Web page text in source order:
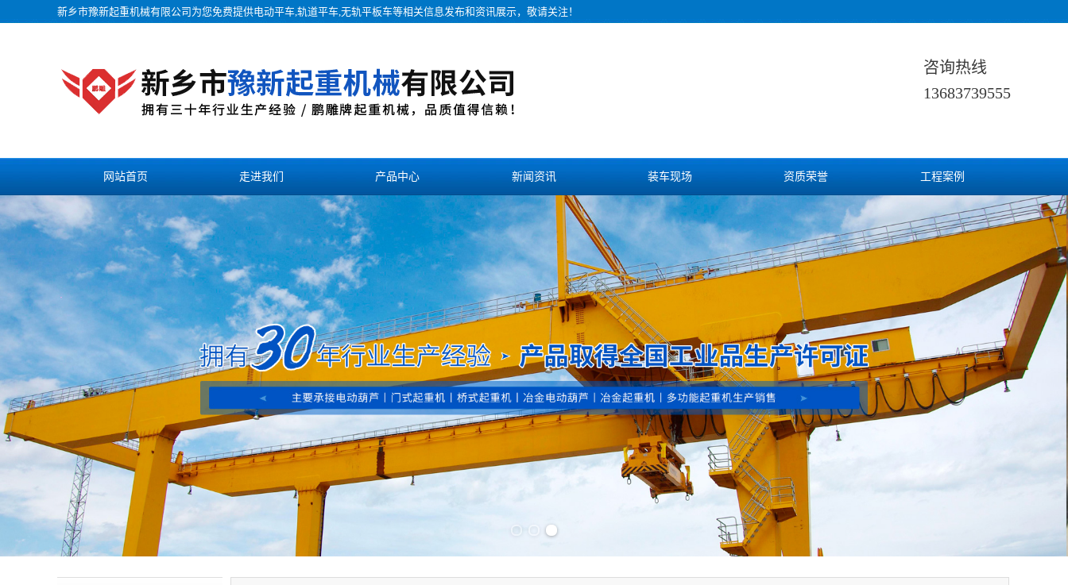
新乡市豫新起重机械有限公司为您免费提供电动平车,轨道平车,无轨平板车等相关信息发布和资讯展示，敬请关注！
咨询热线
13683739555
网站首页 走进我们 产品中心 新闻资讯 装车现场 资质荣誉 工程案例
联系我们